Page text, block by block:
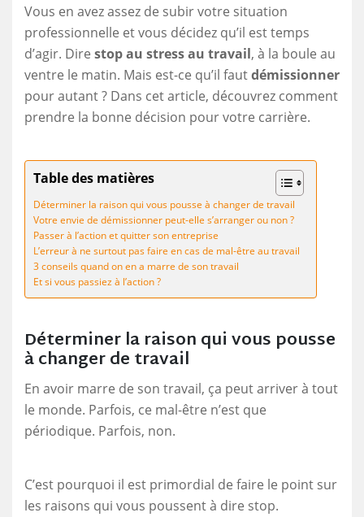
Vous en avez assez de subir votre situation
professionnelle et vous décidez qu’il est temps
d’agir. Dire stop au stress au travail, à la boule au
ventre le matin. Mais est-ce qu’il fautdémissionner
pour autant ? Dans cet article, découvrez comment
prendre la bonne décision pour votre carrière.
Table des matières
Déterminer la raison qui vous pousse à changer de travail
Votre envie de démissionner peut-elle s’arranger ou non ?
Passer à l’action et quitter son entreprise
L’erreur à ne surtout pas faire en cas de mal-être au travail
3 conseils quand on en a marre de son travail
Et si vous passiez à l’action ?
Déterminer la raison qui vous pousse
à changer de travail
En avoir marre de son travail, ça peut arriver à tout
le monde. Parfois, ce mal-être n’est que
périodique. Parfois, non.
C’est pourquoi il est primordial de faire le point sur
les raisons qui vous poussent à dire stop.